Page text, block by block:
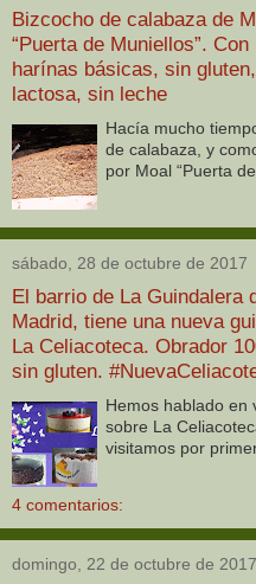
Bizcocho de calabaza de
“Puerta de Muniellos”. Con
harínas básicas, sin
lactosa, sin leche
Hacía mucho
de calabaza, y
por Moal “Puerta
sábado, 28 de octubre de 2017
El barrio de La Guindalera
Madrid, tiene una nueva
La Celiacoteca. Obrador
sin gluten.
Hemos hablado en
sobre La
visitamos por
4 comentarios:
domingo, 22 de octubre de 2017